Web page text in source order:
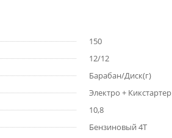
150
12/12
Барабан/Диск(г)
Электро + Кикстартер
10,8
Бензиновый 4Т